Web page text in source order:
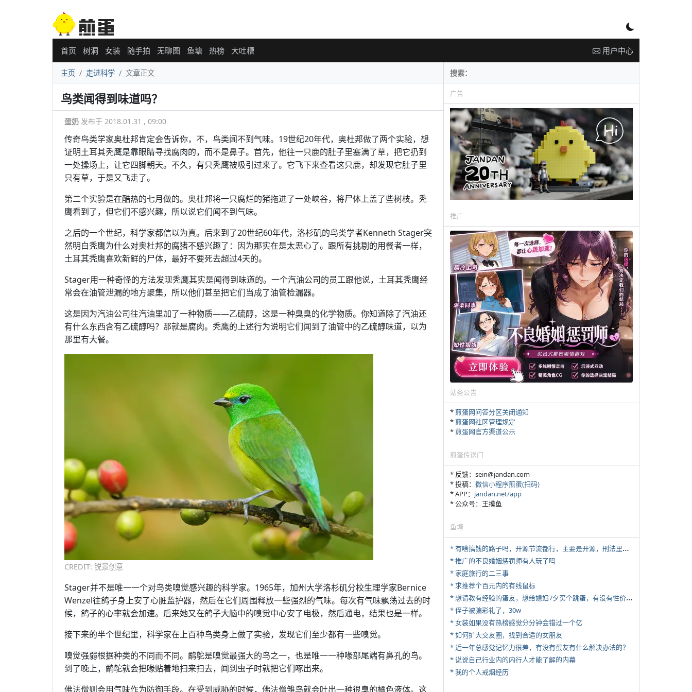
首页 树洞 女装 随手拍 无聊图 鱼塘 热榜 大吐槽 用户中心
主页 走进科学 文章正文
鸟类闻得到味道吗？
蛋奶 发布于 2018.01.31 , 09:00
传奇鸟类学家奥杜邦肯定会告诉你，不，鸟类闻不到气味。19世纪20年代，奥杜邦做了两个实验，想
证明土耳其秃鹰是靠眼睛寻找腐肉的，而不是鼻子。首先，他往一只鹿的肚子里塞满了草，把它扔到
一处操场上，让它四脚朝天。不久，有只秃鹰被吸引过来了。它飞下来查看这只鹿，却发现它肚子里
只有草，于是又飞走了。
第二个实验是在酷热的七月做的。奥杜邦将一只腐烂的猪拖进了一处峡谷，将尸体上盖了些树枝。秃
鹰看到了，但它们不感兴趣，所以说它们闻不到气味。
之后的一个世纪，科学家都信以为真。后来到了20世纪60年代，洛杉矶的鸟类学者Kenneth Stager突
然明白秃鹰为什么对奥杜邦的腐猪不感兴趣了：因为那实在是太恶心了。跟所有挑剔的用餐者一样，
土耳其秃鹰喜欢新鲜的尸体，最好不要死去超过4天的。
Stager用一种奇怪的方法发现秃鹰其实是闻得到味道的。一个汽油公司的员工跟他说，土耳其秃鹰经
常会在油管泄漏的地方聚集，所以他们甚至把它们当成了油管检漏器。
这是因为汽油公司往汽油里加了一种物质——乙硫醇，这是一种臭臭的化学物质。你知道除了汽油还
有什么东西含有乙硫醇吗？那就是腐肉。秃鹰的上述行为说明它们闻到了油管中的乙硫醇味道，以为
那里有大餐。
CREDIT: 锐景创意
Stager并不是唯一一个对鸟类嗅觉感兴趣的科学家。1965年，加州大学洛杉矶分校生理学家Bernice
Wenzel往鸽子身上安了心脏监护器，然后在它们周围释放一些强烈的气味。每次有气味飘荡过去的时
候，鸽子的心率就会加速。后来她又在鸽子大脑中的嗅觉中心安了电极，然后通电，结果也是一样。
接下来的半个世纪里，科学家在上百种鸟类身上做了实验，发现它们至少都有一些嗅觉。
嗅觉强弱根据种类的不同而不同。鹬鸵是嗅觉最强大的鸟之一，也是唯一一种喙部尾端有鼻孔的鸟。
到了晚上，鹬鸵就会把喙贴着地扫来扫去，闻到虫子时就把它们啄出来。
佛法僧则会用气味作为防御手段。在受到威胁的时候，佛法僧雏鸟就会吐出一种很臭的橘色液体。这
广告
推广
站务公告
*煎蛋网问答分区关闭通知
*煎蛋网社区管理规定
*煎蛋网官方渠道公示
煎蛋传送门
* 反馈：sein@jandan.com
* 投稿： 微信小程序煎蛋(扫码)
* APP： jandan.net/app
* 公众号：王摸鱼
鱼塘
*
有啥搞钱的路子吗，开源节流都行，主要是开源，刑法里的咱不做
* 推广的不良婚姻惩罚师有人玩了吗
* 家庭旅行的二三事
* 求推荐个百元内的有线鼠标
*
想请教有经验的蛋友，想给媳妇7夕买个跳蛋，有没有性价比高的推荐
* 侄子被骗彩礼了，30w
* 女装如果没有热榜感觉分分钟会错过一个亿
* 如何扩大交友圈，找到合适的女朋友
* 近一年总感觉记忆力很差，有没有蛋友有什么解决办法的？
* 说说自己行业内的内行人才能了解的内幕
* 我的个人戒烟经历